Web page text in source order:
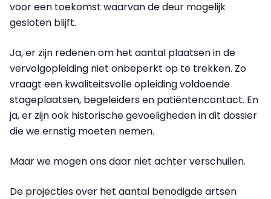
voor een toekomst waarvan de deur mogelijk
gesloten blijft.
Ja, er zijn redenen om het aantal plaatsen in de
vervolgopleiding niet onbeperkt op te trekken. Zo
vraagt een kwaliteitsvolle opleiding voldoende
stageplaatsen, begeleiders en patiëntencontact. En
ja, er zijn ook historische gevoeligheden in dit dossier
die we ernstig moeten nemen.
Maar we mogen ons daar niet achter verschuilen.
De projecties over het aantal benodigde artsen